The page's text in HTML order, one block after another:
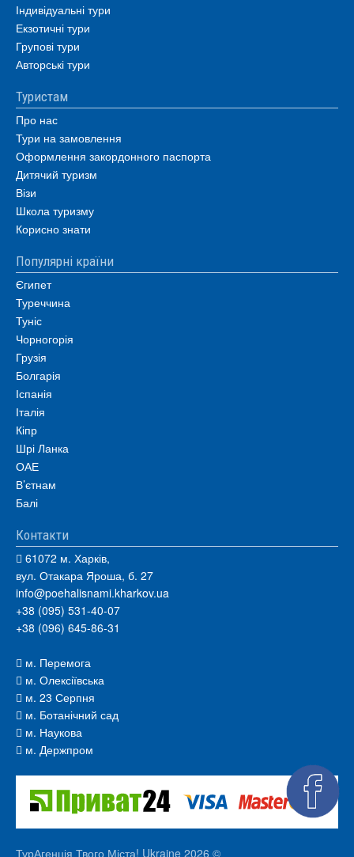
Індивідуальні тури
Екзотичні тури
Групові тури
Авторські тури
Туристам
Про нас
Тури на замовлення
Оформлення закордонного паспорта
Дитячий туризм
Візи
Школа туризму
Корисно знати
Популярні країни
Єгипет
Туреччина
Туніс
Чорногорія
Грузія
Болгарія
Іспанія
Італія
Кіпр
Шрі Ланка
ОАЕ
В’єтнам
Балі
Контакти
61072 м. Харків,
вул. Отакара Яроша, б. 27
info@poehalisnami.kharkov.ua
+38 (095) 531-40-07
+38 (096) 645-86-31
м. Перемога
м. Олексіївська
м. 23 Серпня
м. Ботанічний сад
м. Наукова
м. Держпром
ТурАгенція Твого Міста! Ukraine 2026 ©